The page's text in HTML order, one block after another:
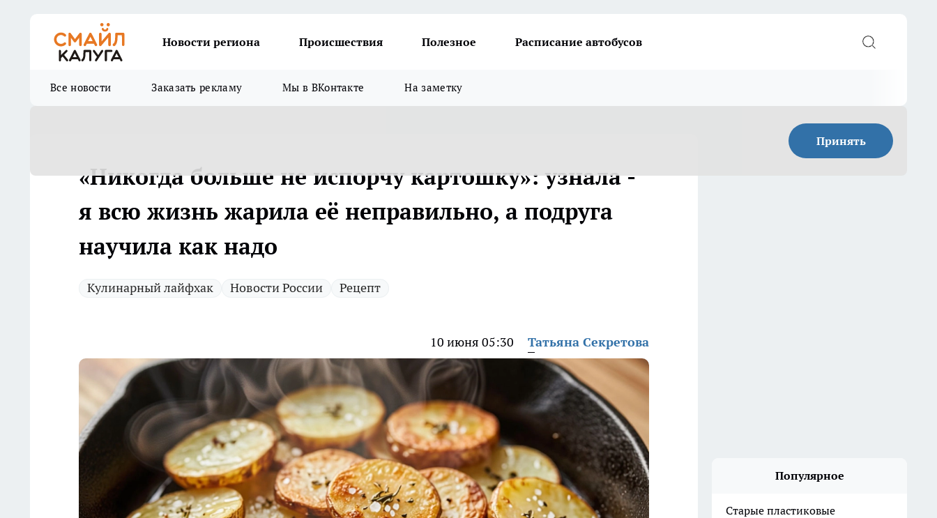
Новости региона Происшествия Полезное Расписание автобусов
Все новости Заказать рекламу Мы в ВКонтакте На заметку
Принять
«Никогда больше не испорчу картошку»: узнала -
я всю жизнь жарила её неправильно, а подруга
научила как надо
Кулинарный лайфхак Новости России Рецепт
10 июня 05:30 Татьяна Секретова
Популярное
Старые пластиковые